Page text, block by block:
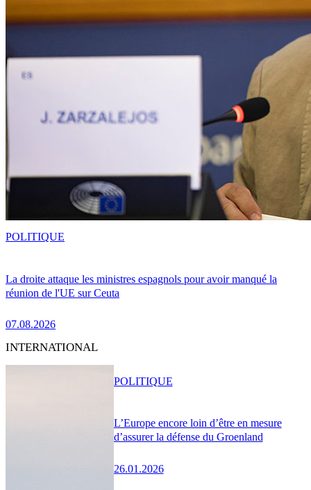
La droite attaque les ministres espagnols pour avoir manqué la
réunion de l'UE sur Ceuta
07.08.2026
POLITIQUE
INTERNATIONAL
L’Europe encore loin d’être en mesure
d’assurer la défense du Groenland
26.01.2026
POLITIQUE